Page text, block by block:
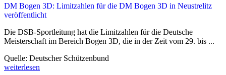
DM Bogen 3D: Limitzahlen für die DM Bogen 3D in Neustrelitz
veröffentlicht
Die DSB-Sportleitung hat die Limitzahlen für die Deutsche
Meisterschaft im Bereich Bogen 3D, die in der Zeit vom 29. bis ...
Quelle: Deutscher Schützenbund
weiterlesen